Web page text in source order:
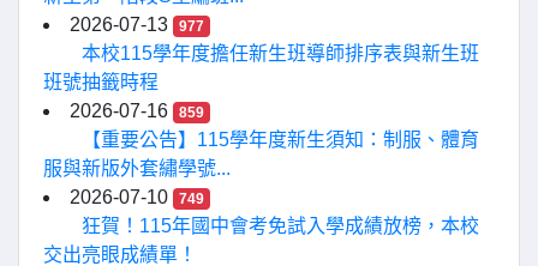
2026-07-13
977
本校115學年度擔任新生班導師排序表與新生班
班號抽籤時程
2026-07-16
859
【重要公告】115學年度新生須知：制服、體育
服與新版外套繡學號...
2026-07-10
749
狂賀！115年國中會考免試入學成績放榜，本校
交出亮眼成績單！